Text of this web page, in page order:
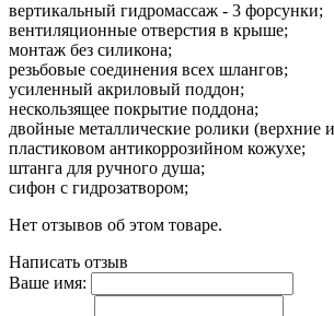
вертикальный гидромассаж - 3 форсунки;
вентиляционные отверстия в крыше;
монтаж без силикона;
резьбовые соединения всех шлангов;
усиленный акриловый поддон;
нескользящее покрытие поддона;
двойные металлические ролики (верхние
пластиковом антикоррозийном кожухе;
штанга для ручного душа;
сифон с гидрозатвором;
Нет отзывов об этом товаре.
Написать отзыв
Ваше имя: